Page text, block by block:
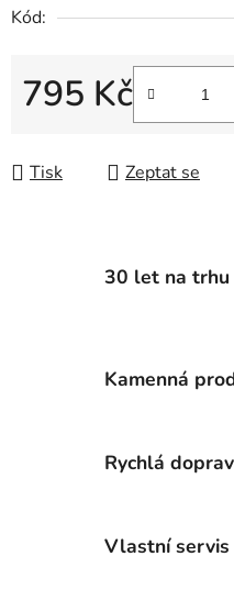
Kód:
795 Kč
Tisk Zeptat se
30 let na trhu
Kamenná
Rychlá
Vlastní servis